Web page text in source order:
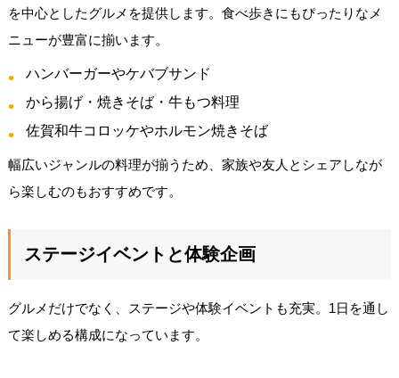
を中心としたグルメを提供します。食べ歩きにもぴったりなメ
ニューが豊富に揃います。
ハンバーガーやケバブサンド
から揚げ・焼きそば・牛もつ料理
佐賀和牛コロッケやホルモン焼きそば
幅広いジャンルの料理が揃うため、家族や友人とシェアしなが
ら楽しむのもおすすめです。
ステージイベントと体験企画
グルメだけでなく、ステージや体験イベントも充実。1日を通し
て楽しめる構成になっています。